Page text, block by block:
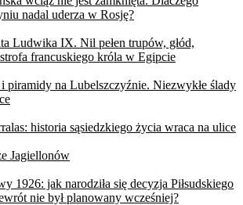
nadal uderza w Rosję?
Ludwika IX. Nil pełen trupów, głód,
francuskiego króla w Egipcie
piramidy na Lubelszczyźnie. Niezwykłe ślady
historia sąsiedzkiego życia wraca na ulice
Jagiellonów
1926: jak narodziła się decyzja Piłsudskiego
nie był planowany wcześniej?